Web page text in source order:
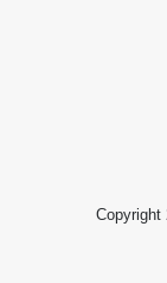
AlvópárnaCopyright